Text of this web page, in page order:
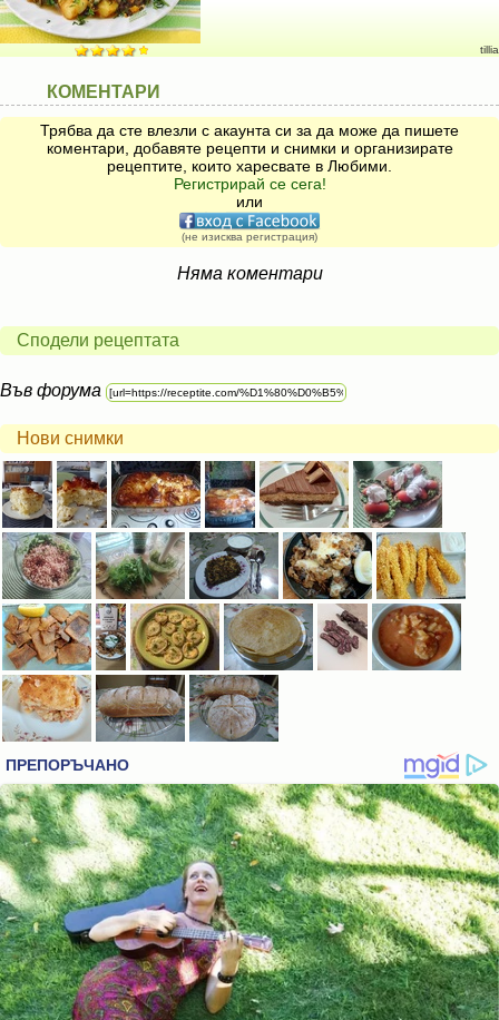
tillia
КОМЕНТАРИ
Трябва да сте влезли с акаунта си за да може да пишете
коментари, добавяте рецепти и снимки и организирате
рецептите, които харесвате в Любими.
Регистрирай се сега!
или
(не изисква регистрация)
Няма коментари
Сподели рецептата
Във форума
Нови снимки